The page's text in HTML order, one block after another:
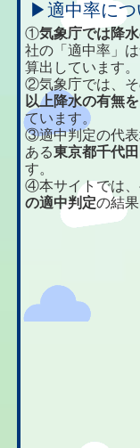
▶適中率につ
①気象庁では降
社の「適中率」
算出しています。
②気象庁では、
以上降水の有無
ています。
③適中判定の代表
ある東京都千代
す。
④本サイトでは、
の適中判定の結